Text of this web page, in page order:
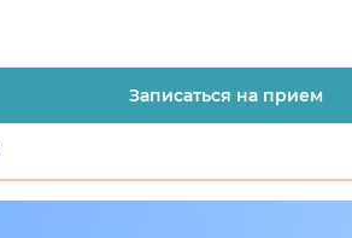
Записаться на прием